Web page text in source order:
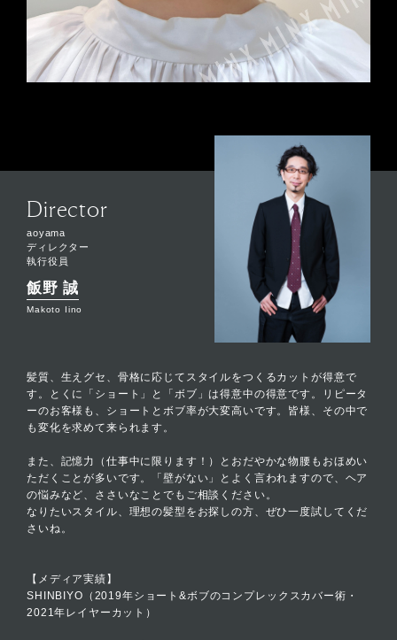
Director
aoyama
ディレクター
執行役員
飯野 誠
Makoto Iino
髪質、生えグセ、骨格に応じてスタイルをつくるカットが得意で
す。とくに「ショート」と「ボブ」は得意中の得意です。リピータ
ーのお客様も、ショートとボブ率が大変高いです。皆様、その中で
も変化を求めて来られます。
また、記憶力（仕事中に限ります！）とおだやかな物腰もおほめい
ただくことが多いです。「壁がない」とよく言われますので、ヘア
の悩みなど、ささいなことでもご相談ください。
なりたいスタイル、理想の髪型をお探しの方、ぜひ一度試してくだ
さいね。
【メディア実績】
SHINBIYO（2019年ショート&ボブのコンプレックスカバー術・
2021年レイヤーカット）